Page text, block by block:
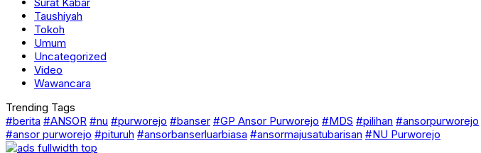
Taushiyah
Tokoh
Umum
Uncategorized
Video
Wawancara
Trending Tags
#berita #ANSOR #nu #purworejo #banser #GP Ansor Purworejo #MDS #pilihan #ansorpurworejo
#ansor purworejo #pituruh #ansorbanserluarbiasa #ansormajusatubarisan #NU Purworejo